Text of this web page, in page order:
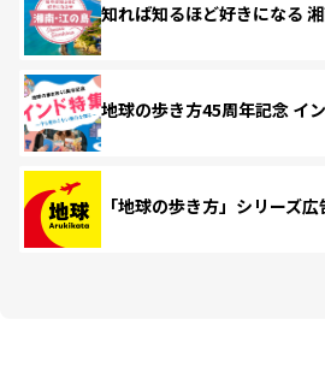
知れば知るほど好きになる
地球の歩き方45周年記念 イ
「地球の歩き方」シリーズ